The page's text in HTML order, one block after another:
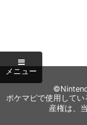
ポケマピで使用して
産権は、